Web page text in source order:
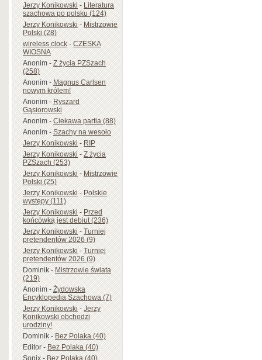
Jerzy Konikowski-Literatura
szachowa po polsku (124)
Jerzy Konikowski-Mistrzowie
Polski (28)
wireless clock-CZESKA
WIOSNA
Anonim-Z życia PZSzach
(258)
Anonim-Magnus Carlsen
nowym królem!
Anonim-Ryszard
Gąsiorowski
Anonim-Ciekawa partia (88)
Anonim-Szachy na wesoło
Jerzy Konikowski-RIP
Jerzy Konikowski-Z życia
PZSzach (253)
Jerzy Konikowski-Mistrzowie
Polski (25)
Jerzy Konikowski-Polskie
występy (111)
Jerzy Konikowski-Przed
końcówką jest debiut (236)
Jerzy Konikowski-Turniej
pretendentów 2026 (9)
Jerzy Konikowski-Turniej
pretendentów 2026 (9)
Dominik-Mistrzowie świata
(219)
Anonim-Żydowska
Encyklopedia Szachowa (7)
Jerzy Konikowski-Jerzy
Konikowski obchodzi
urodziny!
Dominik-Bez Polaka (40)
Editor-Bez Polaka (40)
Sonix-Bez Polaka (40)